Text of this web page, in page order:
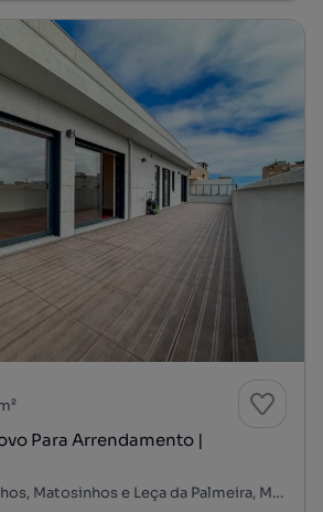
Para Arrendamento |
Centro de Matosinhos, Matosinhos e Leça da Palmeira, Matosinhos, Porto